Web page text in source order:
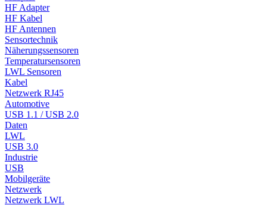
HF Adapter
HF Kabel
HF Antennen
Sensortechnik
Näherungssensoren
Temperatursensoren
LWL Sensoren
Kabel
Netzwerk RJ45
Automotive
USB 1.1 / USB 2.0
Daten
LWL
USB 3.0
Industrie
USB
Mobilgeräte
Netzwerk
Netzwerk LWL